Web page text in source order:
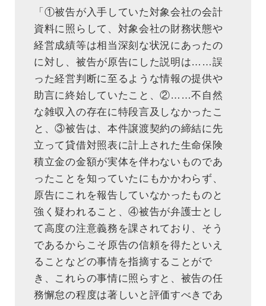
「①被告が入手していた対象会社の会計
資料に照らして、対象会社の財務状態や
経営成績等は相当深刻な状況にあったの
に対し、被告が原告にした説明は……誤
った経営判断に至るような情報の提供や
助言に終始していたこと、②……不自然
な雑収入の存在に特段言及しなかったこ
と、③被告は、本件譲渡契約の締結に先
立って貸借対照表に計上された生命保険
積立金の金額が実体を伴わないものであ
ったことを知っていたにもかかわらず、
原告にこれを報告していなかったものと
強く疑われること、④被告が弁護士とし
て高度の注意義務を課されており、そう
であるからこそ原告の信頼を得たといえ
ることなどの事情を指摘することがで
き、これらの事情に照らすと、被告の任
務懈怠の程度は著しいと評価すべきであ